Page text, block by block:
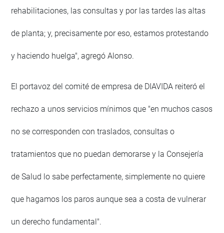
rehabilitaciones, las consultas y por las tardes las altas
de planta; y, precisamente por eso, estamos protestando
y haciendo huelga", agregó Alonso.
El portavoz del comité de empresa de DIAVIDA reiteró el
rechazo a unos servicios mínimos que "en muchos casos
no se corresponden con traslados, consultas o
tratamientos que no puedan demorarse y la Consejería
de Salud lo sabe perfectamente, simplemente no quiere
que hagamos los paros aunque sea a costa de vulnerar
un derecho fundamental".